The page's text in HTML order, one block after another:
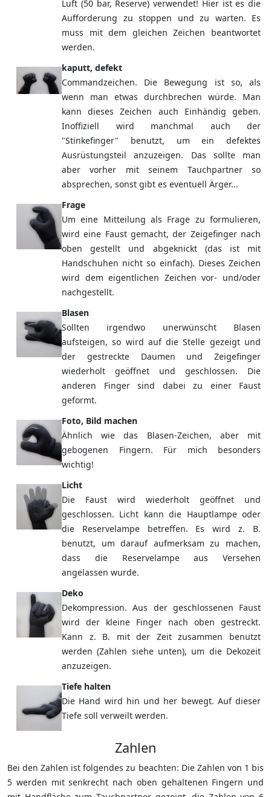
Luft (50 bar, Reserve) verwendet! Hier ist es die
Aufforderung zu stoppen und zu warten. Es
muss mit dem gleichen Zeichen beantwortet
werden.
kaputt, defekt
Commandzeichen. Die Bewegung ist so, als
wenn man etwas durchbrechen würde. Man
kann dieses Zeichen auch Einhändig geben.
Inoffiziell wird manchmal auch der
"Stinkefinger" benutzt, um ein defektes
Ausrüstungsteil anzuzeigen. Das sollte man
aber vorher mit seinem Tauchpartner so
absprechen, sonst gibt es eventuell Ärger...
Frage
Um eine Mitteilung als Frage zu formulieren,
wird eine Faust gemacht, der Zeigefinger nach
oben gestellt und abgeknickt (das ist mit
Handschuhen nicht so einfach). Dieses Zeichen
wird dem eigentlichen Zeichen vor- und/oder
nachgestellt.
Blasen
Sollten irgendwo unerwünscht Blasen
aufsteigen, so wird auf die Stelle gezeigt und
der gestreckte Daumen und Zeigefinger
wiederholt geöffnet und geschlossen. Die
anderen Finger sind dabei zu einer Faust
geformt.
Foto, Bild machen
Ähnlich wie das Blasen-Zeichen, aber mit
gebogenen Fingern. Für mich besonders
wichtig!
Licht
Die Faust wird wiederholt geöffnet und
geschlossen. Licht kann die Hauptlampe oder
die Reservelampe betreffen. Es wird z. B.
benutzt, um darauf aufmerksam zu machen,
dass die Reservelampe aus Versehen
angelassen wurde.
Deko
Dekompression. Aus der geschlossenen Faust
wird der kleine Finger nach oben gestreckt.
Kann z. B. mit der Zeit zusammen benutzt
werden (Zahlen siehe unten), um die Dekozeit
anzuzeigen.
Tiefe halten
Die Hand wird hin und her bewegt. Auf dieser
Tiefe soll verweilt werden.
Zahlen
Bei den Zahlen ist folgendes zu beachten: Die Zahlen von 1 bis
5 werden mit senkrecht nach oben gehaltenen Fingern und